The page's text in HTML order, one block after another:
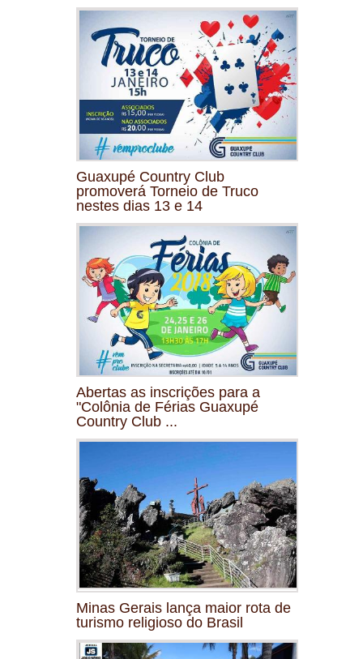
Guaxupé Country Club
promoverá Torneio de Truco
nestes dias 13 e 14
Abertas as inscrições para a
"Colônia de Férias Guaxupé
Country Club ...
Minas Gerais lança maior rota de
turismo religioso do Brasil